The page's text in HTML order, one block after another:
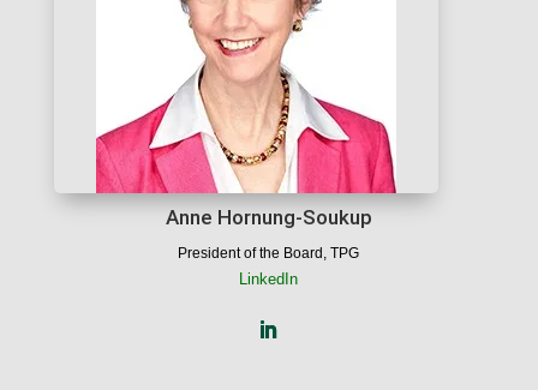
Anne Hornung-Soukup
President of the Board, TPG
LinkedIn